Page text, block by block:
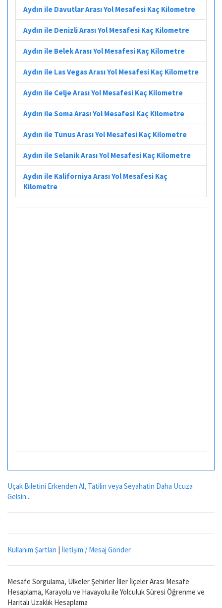
Aydın ile Davutlar Arası Yol Mesafesi Kaç Kilometre
Aydın ile Denizli Arası Yol Mesafesi Kaç Kilometre
Aydın ile Belek Arası Yol Mesafesi Kaç Kilometre
Aydın ile Las Vegas Arası Yol Mesafesi Kaç Kilometre
Aydın ile Celje Arası Yol Mesafesi Kaç Kilometre
Aydın ile Soma Arası Yol Mesafesi Kaç Kilometre
Aydın ile Tunus Arası Yol Mesafesi Kaç Kilometre
Aydın ile Selanik Arası Yol Mesafesi Kaç Kilometre
Aydın ile Kaliforniya Arası Yol Mesafesi Kaç
Kilometre
Uçak Biletini Erkenden Al, Tatilin veya Seyahatin Daha Ucuza
Gelsin...
Kullanım Şartları | İletişim / Mesaj Gönder
Mesafe Sorgulama, Ülkeler Şehirler İller İlçeler Arası Mesafe
Hesaplama, Karayolu ve Havayolu ile Yolculuk Süresi Öğrenme ve
Haritalı Uzaklık Hesaplama